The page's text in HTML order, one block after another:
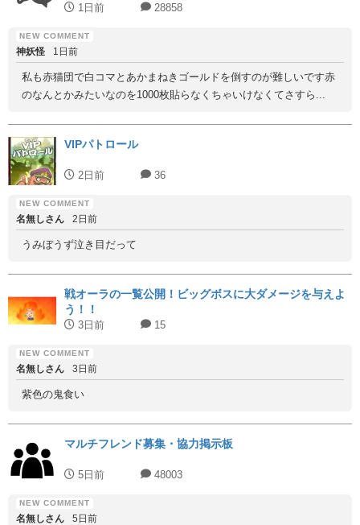
1日前 28858
神妖怪 1日前
私も赤猫団で白コマとあかまねきゴールドを倒すのが難しいです赤
のなんとかみたいなのを1000枚貼らなくちゃいけなくてさすら...
VIPパトロール
2日前 36
名無しさん 2日前
うみぼうず泣き目だって
戦オーラの一覧公開！ビッグボスに大ダメージを与えよ
う！！
3日前 15
名無しさん 3日前
紫色の鬼食い
マルチフレンド募集・協力掲示板
5日前 48003
名無しさん 5日前